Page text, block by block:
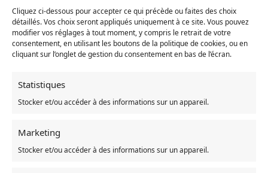
Cliquez ci-dessous pour accepter ce qui précède ou faites des choix
détaillés. Vos choix seront appliqués uniquement à ce site. Vous pouvez
modifier vos réglages à tout moment, y compris le retrait de votre
consentement, en utilisant les boutons de la politique de cookies, ou en
cliquant sur l’onglet de gestion du consentement en bas de l’écran.
Statistiques
Stocker et/ou accéder à des informations sur un appareil.
Marketing
Stocker et/ou accéder à des informations sur un appareil.
ami Totoro.
Utilisation : Ce tablier Totoro est parfait pour la cuisine ou le
ménage. Avec Totoro à vos côtés, vous pourrez accomplir
toutes vos tâches ménagères avec facilité et dans la bonne
humeur.
qualité supérieure.
UGS : AE_1005002796272320_174b56af21878af7